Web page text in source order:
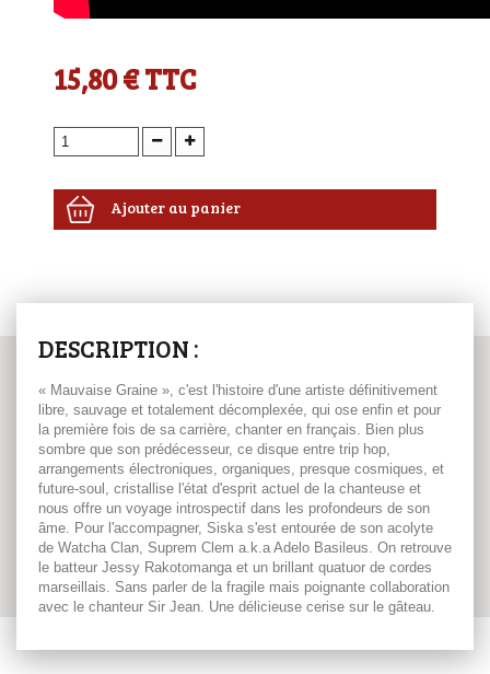
15,80 €TTC
Ajouter au panier
DESCRIPTION :
« Mauvaise Graine », c'est l'histoire d'une artiste définitivement
libre, sauvage et totalement décomplexée, qui ose enfin et pour
la première fois de sa carrière, chanter en français. Bien plus
sombre que son prédécesseur, ce disque entre trip hop,
arrangements électroniques, organiques, presque cosmiques, et
future-soul, cristallise l'état d'esprit actuel de la chanteuse et
nous offre un voyage introspectif dans les profondeurs de son
âme. Pour l'accompagner, Siska s'est entourée de son acolyte
de Watcha Clan, Suprem Clem a.k.a Adelo Basileus. On retrouve
le batteur Jessy Rakotomanga et un brillant quatuor de cordes
marseillais. Sans parler de la fragile mais poignante collaboration
avec le chanteur Sir Jean. Une délicieuse cerise sur le gâteau.